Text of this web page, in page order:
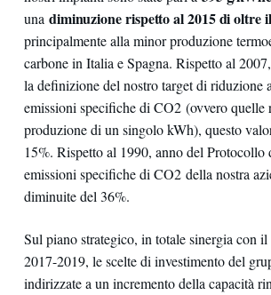
una diminuzione rispetto al 2015 di oltre
principalmente alla minor produzione
carbone in Italia e Spagna. Rispetto al
la definizione del nostro target di riduzione
emissioni specifiche di CO2 (ovvero quelle
produzione di un singolo kWh), questo
15%. Rispetto al 1990, anno del
emissioni specifiche di CO2 della nostra
diminuite del 36%.
Sul piano strategico, in totale sinergia con
2017-2019, le scelte di investimento del
indirizzate a un incremento della capacità